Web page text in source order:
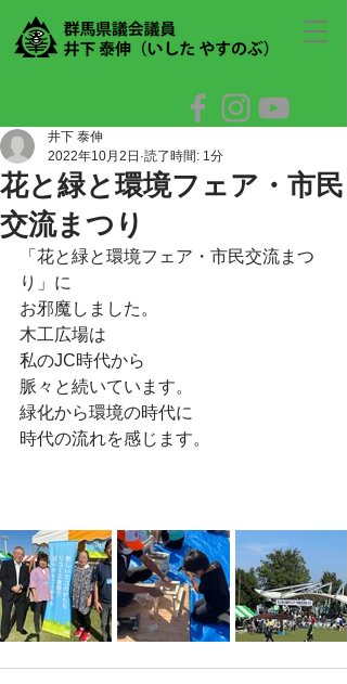
花と緑と環境フェア・市民
交流まつり
井下 泰伸
2022年10月2日 読了時間: 1分
「花と緑と環境フェア・市民交流まつ
り」に
お邪魔しました。
木工広場は
私のJC時代から
脈々と続いています。
緑化から環境の時代に
時代の流れを感じます。